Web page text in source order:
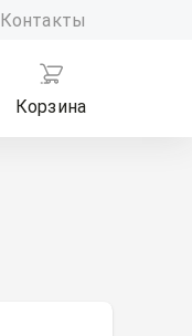
Контакты
Корзина